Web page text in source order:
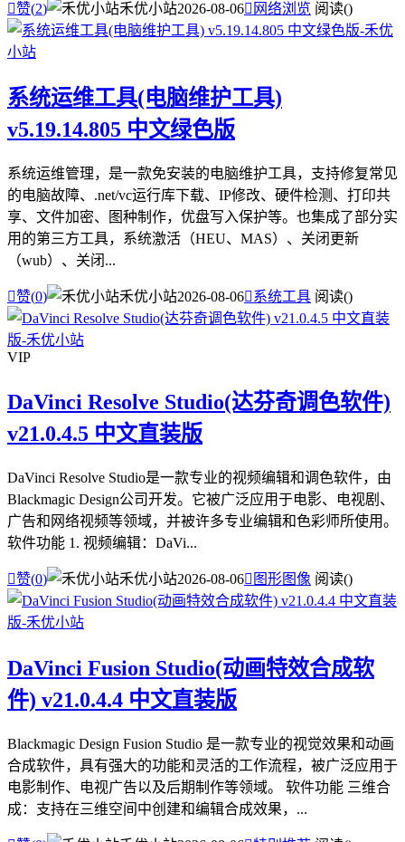
赞(2) 禾优小站2026-08-06 网络浏览 阅读()
系统运维工具(电脑维护工具)
v5.19.14.805 中文绿色版
系统运维管理，是一款免安装的电脑维护工具，支持修复常见
的电脑故障、.net/vc运行库下载、IP修改、硬件检测、打印共
享、文件加密、图种制作，优盘写入保护等。也集成了部分实
用的第三方工具，系统激活（HEU、MAS）、关闭更新
（wub）、关闭...
赞(0) 禾优小站2026-08-06系统工具 阅读()
VIP
DaVinci Resolve Studio(达芬奇调色软件)
v21.0.4.5 中文直装版
DaVinci Resolve Studio是一款专业的视频编辑和调色软件，由
Blackmagic Design公司开发。它被广泛应用于电影、电视剧、
广告和网络视频等领域，并被许多专业编辑和色彩师所使用。
软件功能 1. 视频编辑：DaVi...
赞(0) 禾优小站2026-08-06 图形图像 阅读()
DaVinci Fusion Studio(动画特效合成软
件) v21.0.4.4 中文直装版
Blackmagic Design Fusion Studio 是一款专业的视觉效果和动画
合成软件，具有强大的功能和灵活的工作流程，被广泛应用于
电影制作、电视广告以及后期制作等领域。 软件功能 三维合
成：支持在三维空间中创建和编辑合成效果，...